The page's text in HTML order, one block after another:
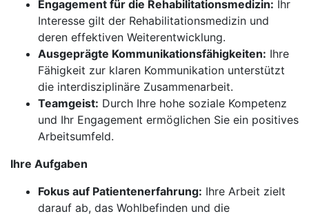
Engagement für die Rehabilitationsmedizin: Ihr
Interesse gilt der Rehabilitationsmedizin und
deren effektiven Weiterentwicklung.
Ausgeprägte Kommunikationsfähigkeiten: Ihre
Fähigkeit zur klaren Kommunikation unterstützt
die interdisziplinäre Zusammenarbeit.
Teamgeist: Durch Ihre hohe soziale Kompetenz
und Ihr Engagement ermöglichen Sie ein positives
Arbeitsumfeld.
Ihre Aufgaben
Fokus auf Patientenerfahrung: Ihre Arbeit zielt
darauf ab, das Wohlbefinden und die